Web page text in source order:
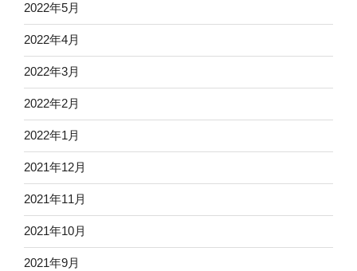
2022年5月
2022年4月
2022年3月
2022年2月
2022年1月
2021年12月
2021年11月
2021年10月
2021年9月